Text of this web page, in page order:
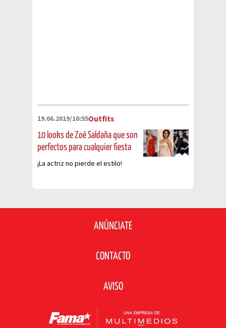
19.06.2019/10:55Outfits
10 looks de Zoé Saldaña que son
perfectos para cualquier fiesta
¡La actriz no pierde el estilo!
ANÚNCIATE
CONTACTO
AVISO